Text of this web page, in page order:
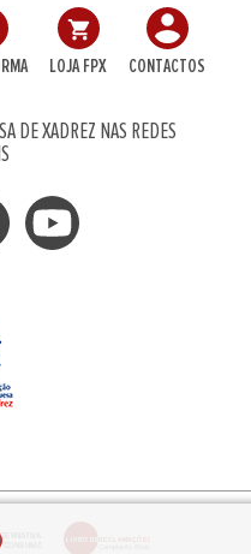
LOJA FPX CONTACTOS
DE XADREZ NAS REDES